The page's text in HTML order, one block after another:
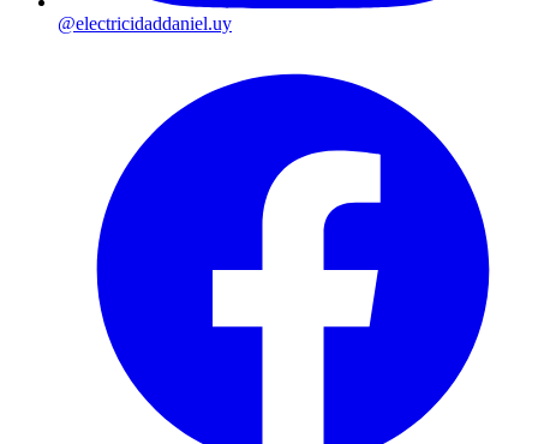
@electricidaddaniel.uy